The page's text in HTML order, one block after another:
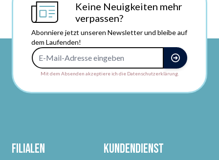
Keine Neuigkeiten mehr
verpassen?
Abonniere jetzt unseren Newsletter und bleibe auf
dem Laufenden!
Mit dem Absenden akzeptiere ich die Datenschutzerklärung.
Filialen Kundendienst